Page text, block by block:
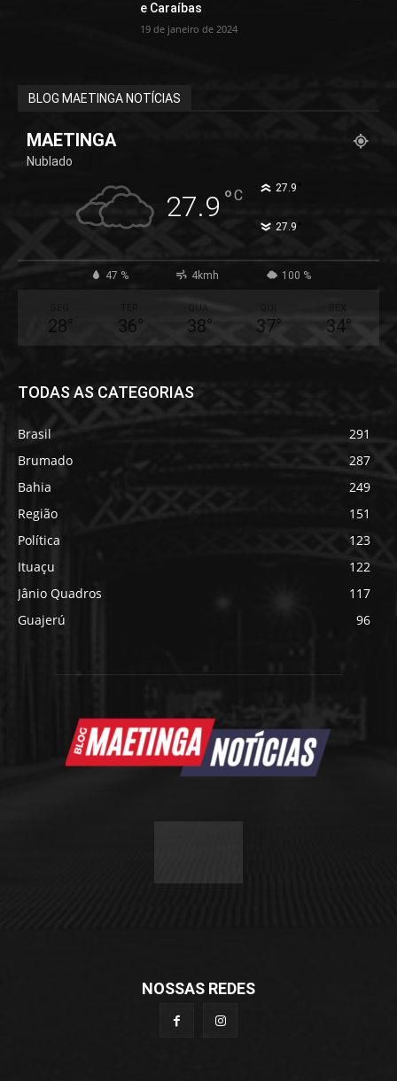
e Caraíbas
19 de janeiro de 2024
BLOG MAETINGA NOTÍCIAS
MAETINGA
Nublado
27.9 °C 27.9
27.9
47 % 4kmh 100 %
28° 36°
QUA
38° 37° 34°
TODAS AS CATEGORIAS
Brasil
291
Brumado
287
Bahia
249
Região
151
Política
123
Ituaçu
122
Jânio Quadros
117
Guajerú
96
NOSSAS REDES